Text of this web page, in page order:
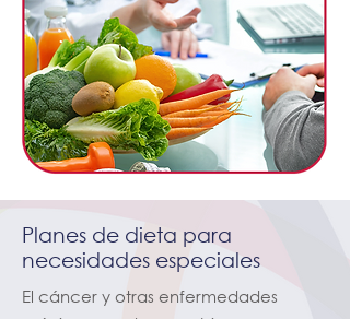
Planes de dieta para
necesidades especiales
El cáncer y otras enfermedades